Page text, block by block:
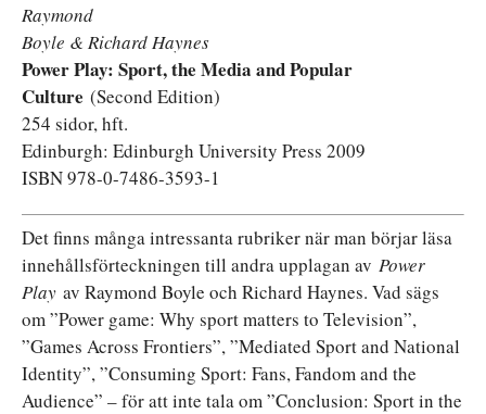
Raymond
Boyle & Richard Haynes
Power Play: Sport, the Media and Popular
Culture (Second Edition)
254 sidor, hft.
Edinburgh: Edinburgh University Press 2009
ISBN 978-0-7486-3593-1
Det finns många intressanta rubriker när man börjar läsa
innehållsförteckningen till andra upplagan av Power
Play av Raymond Boyle och Richard Haynes. Vad sägs
om ”Power game: Why sport matters to Television”,
”Games Across Frontiers”, ”Mediated Sport and National
Identity”, ”Consuming Sport: Fans, Fandom and the
Audience” – för att inte tala om ”Conclusion: Sport in the